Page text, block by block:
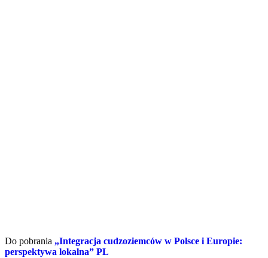
Do pobrania „Integracja cudzoziemców w Polsce i Europie:
perspektywa lokalna” PL